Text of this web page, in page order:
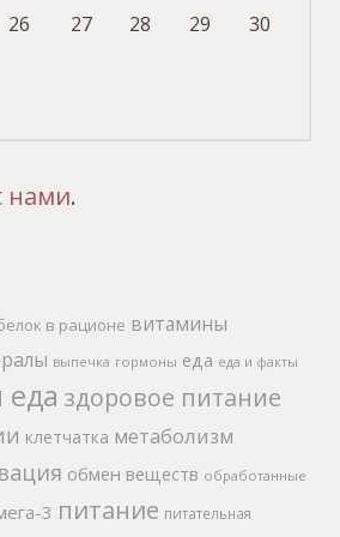
26 27 28 29
30
нами.
в рационе витамины
выпечка гормоны еда еда и факты
еда здоровое питание
клетчатка метаболизм
обмен веществ обработанные
3 питание питательная